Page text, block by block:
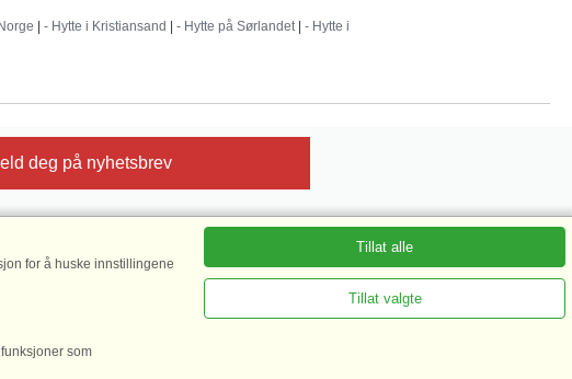
| - Hytte i Kristiansand | - Hytte på Sørlandet | - Hytte i
deg på nyhetsbrev
av 5, basert på mer enn 135.870 gjestevurderinger|
for å huske innstillingene
som
Tillat alle
Tillat valgte